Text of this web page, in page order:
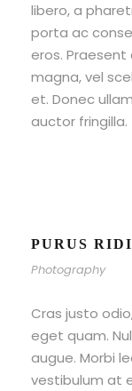
libero, a
porta ac
eros.
magna, vel
et. Donec
auctor fringilla.
PURUS
Photography
Cras justo
eget quam.
augue. Morbi
vestibulum at